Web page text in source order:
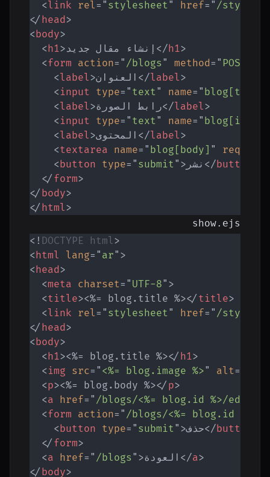
<link rel= " stylesheet" href= " /
</ head>
<body>
<h1>إنشاء مقال جديد </h1>
<form action= " /blogs" method= " POST
<label>العنوان </label>
<input type= " text" name= " blog[title]
<label>رابط الصورة</label>
<input type= " text" name= " blog[image]
<label>المحتوى </label>
<textarea name= " blog[body] "
required
<button type= " submit" > نشر </button
</ form>
</ body>
</ html>
show.ejs
<! DOCTYPE html>
<html lang= " ar" >
<head>
<meta charset= " UTF-8" >
<title><%= blog.title %></ title>
<link rel= " stylesheet" href= " /
</ head>
<body>
<h1><%= blog.title %></ h1>
<img src= " <%= blog.image %>" alt=
<p><%= blog.body %></ p>
<a href= " /blogs/<%= blog.id %>/edit
<form action= " /blogs/<%= blog.id
<button type= " submit" >حذف</button
</ form>
<a href= " /blogs" >العودة </a>
</ body>